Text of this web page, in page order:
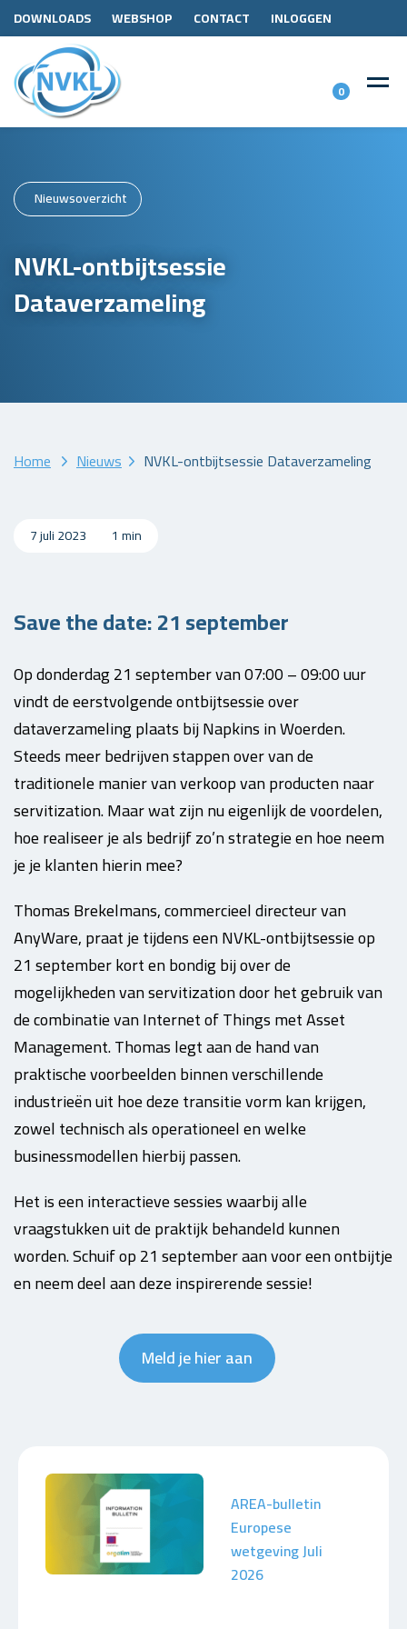
DOWNLOADS WEBSHOP CONTACT INLOGGEN
0
Nieuwsoverzicht
NVKL-ontbijtsessie
Dataverzameling
Home Nieuws NVKL-ontbijtsessie Dataverzameling
7 juli 2023 1 min
Save the date: 21 september
Op donderdag 21 september van 07:00 – 09:00 uur
vindt de eerstvolgende ontbijtsessie over
dataverzameling plaats bij Napkins in Woerden.
Steeds meer bedrijven stappen over van de
traditionele manier van verkoop van producten naar
servitization. Maar wat zijn nu eigenlijk de voordelen,
hoe realiseer je als bedrijf zo’n strategie en hoe neem
je je klanten hierin mee?
Thomas Brekelmans, commercieel directeur van
AnyWare, praat je tijdens een NVKL-ontbijtsessie op
21 september kort en bondig bij over de
mogelijkheden van servitization door het gebruik van
de combinatie van Internet of Things met Asset
Management. Thomas legt aan de hand van
praktische voorbeelden binnen verschillende
industrieën uit hoe deze transitie vorm kan krijgen,
zowel technisch als operationeel en welke
businessmodellen hierbij passen.
Het is een interactieve sessies waarbij alle
vraagstukken uit de praktijk behandeld kunnen
worden. Schuif op 21 september aan voor een ontbijtje
en neem deel aan deze inspirerende sessie!
Meld je hier aan
AREA-bulletin
Europese
wetgeving Juli
2026